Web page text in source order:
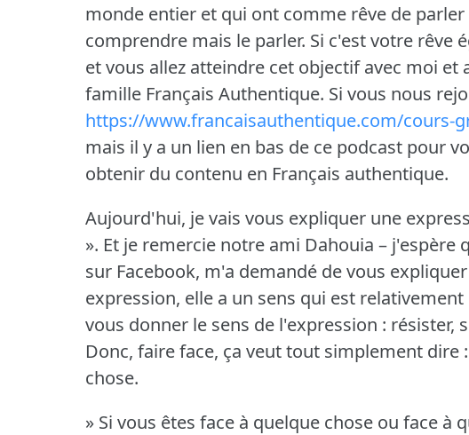
monde entier et qui ont comme rêve de
comprendre mais le parler. Si c'est votre rêve
et vous allez atteindre cet objectif avec moi et
famille Français Authentique. Si vous nous
https://www.francaisauthentique.com/cours-
mais il y a un lien en bas de ce podcast pour
obtenir du contenu en Français authentique.
Aujourd'hui, je vais vous expliquer une
». Et je remercie notre ami Dahouia – j'espère
sur Facebook, m'a demandé de vous
expression, elle a un sens qui est
vous donner le sens de l'expression : résister,
Donc, faire face, ça veut tout simplement dire
chose.
» Si vous êtes face à quelque chose ou face à